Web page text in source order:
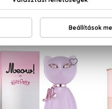
NEKED